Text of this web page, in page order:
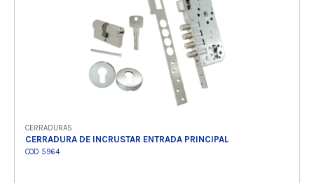
CERRADURAS
CERRADURA DE INCRUSTAR ENTRADA PRINCIPAL
COD 5964